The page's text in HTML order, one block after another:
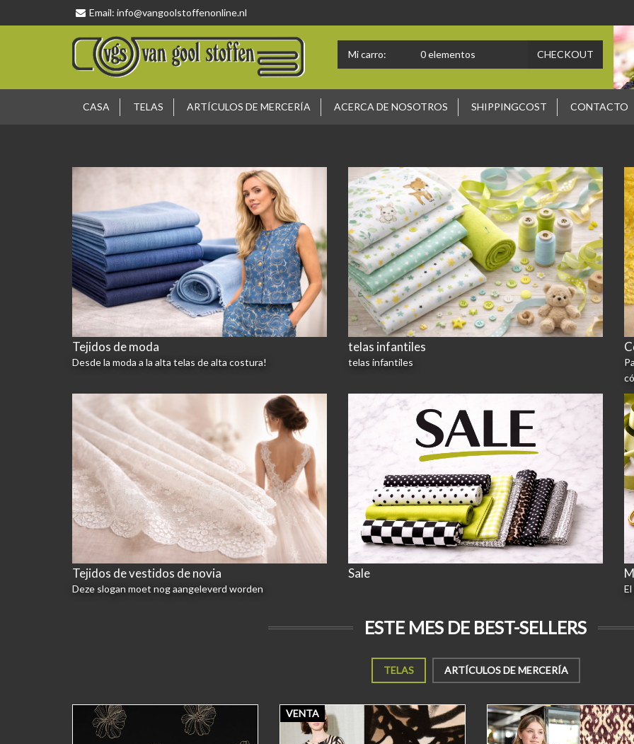
Email: info@vangoolstoffenonline.nl
Mi carro: 0elementos CHECKOUT
CASA TELAS ARTÍCULOS DE MERCERÍA ACERCA DE NOSOTROS SHIPPINGCOST CONTACTO
Tejidos de moda
Desde la moda a la alta telas de alta costura!
telas infantiles
telas infantiles
Tejidos de vestidos de novia
Deze slogan moet nog aangeleverd worden
Sale
ESTE MES DE BEST-SELLERS
TELAS ARTÍCULOS DE MERCERÍA
VENTA